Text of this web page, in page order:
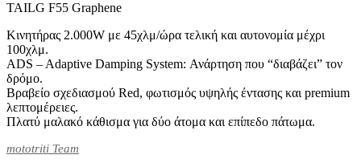
TAILG F55 Graphene
Κινητήρας 2.000W με 45χλμ/ώρα τελική και αυτονομία μέχρι
100χλμ.
ADS – Adaptive Damping System: Ανάρτηση που “διαβάζει” τον
δρόμο.
Βραβείο σχεδιασμού Red, φωτισμός υψηλής έντασης και premium
λεπτομέρειες.
Πλατύ μαλακό κάθισμα για δύο άτομα και επίπεδο πάτωμα.
mototriti Team